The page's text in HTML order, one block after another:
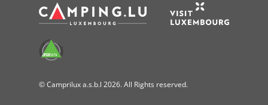
© Camprilux a.s.b.l 2026. All Rights reserved.